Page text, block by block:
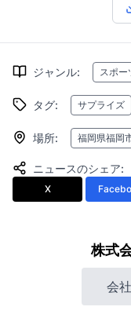
ジャンル: スポー
タグ: サプライズ
場所: 福岡県福岡
ニュースのシェア:
X
株式
会